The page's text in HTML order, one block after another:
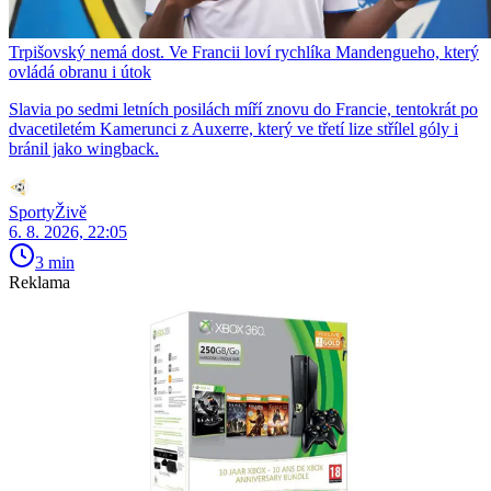
Trpišovský nemá dost. Ve Francii loví rychlíka Mandengueho, který
ovládá obranu i útok
Slavia po sedmi letních posilách míří znovu do Francie, tentokrát po
dvacetiletém Kamerunci z Auxerre, který ve třetí lize střílel góly i
bránil jako wingback.
SportyŽivě
6. 8. 2026, 22:05
3 min
Reklama